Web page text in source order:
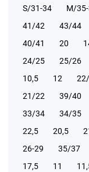
S/31-34
М/35-
41/42
43/44
40/41
20
24/25
25/26
10,5
12
21/22
39/40
33/34
34/35
22,5
20,5
26-29
35/37
17,5
11